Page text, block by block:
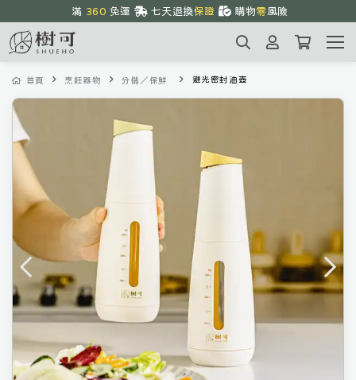
滿 360 免運 七天退換保證
購物零風險
首頁 烹飪器物 分儲／保鮮 避光密封油壺